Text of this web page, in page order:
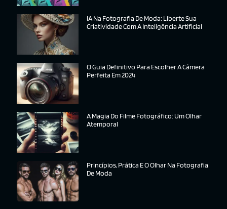
IA Na Fotografia De Moda: Liberte Sua
Criatividade Com A Inteligência Artificial
O Guia Definitivo Para Escolher A Câmera
Perfeita Em 2024
A Magia Do Filme Fotográfico: Um Olhar
Atemporal
Princípios, Prática E O Olhar Na Fotografia
De Moda